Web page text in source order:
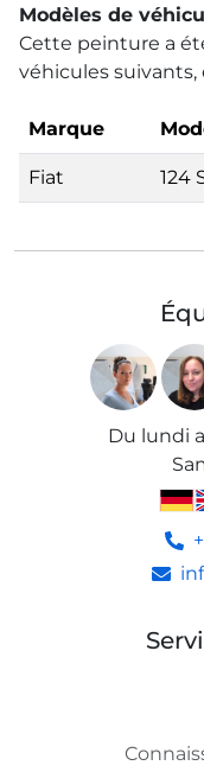
Modèles de
Cette peinture a
véhicules suivants,
Marque
Fiat 124
Du lundi